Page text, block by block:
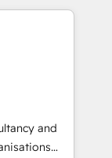
and
of the Year
in HubSpot
home
make the
and